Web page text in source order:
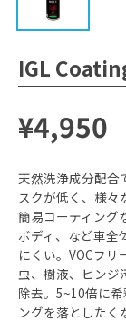
IGL
¥4,950
天然洗浄成分配合
スクが低く、様々
簡易コーティング
ボディ、など車全
にくい。VOCフリ
虫、樹液、ヒンジ
除去。5~10倍に
ングを落としたく